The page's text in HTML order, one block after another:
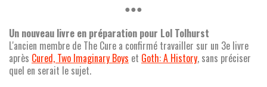
●●●
Un nouveau livre en préparation pour Lol Tolhurst
L'ancien membre de The Cure a confirmé travailler sur un 3e livre
après Cured, Two Imaginary Boys et Goth: A History, sans préciser
quel en serait le sujet.